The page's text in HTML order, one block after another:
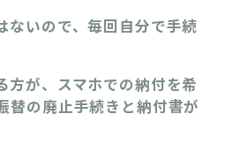
ないので、毎回自分で手続
方が、スマホでの納付を希
替の廃止手続きと納付書が